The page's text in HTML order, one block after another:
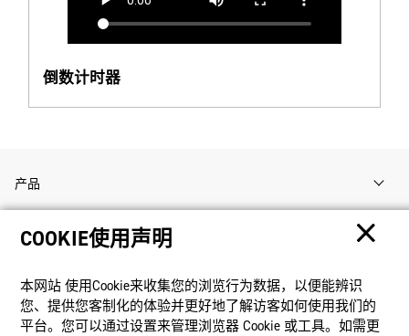
倒数计时器
产品
客户支持
资讯
COOKIE使用声明
本网站 使⽤Cookie来收集您的浏览⾏为数据，以便能辨识
您、提供您客制化的体验并更好地了解访客如何使⽤我们的
平台。您可以通过设置来管理浏览器 Cookie 或⼯具。如需更